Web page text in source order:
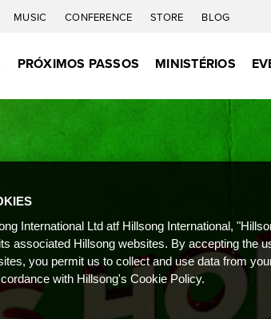
MUSIC CONFERENCE STORE BLOG
PRÓXIMOS PASSOS MINISTÉRIOS
International Ltd atf Hillsong International,
associated Hillsong websites. By accepting the
you permit us to collect and use data from
with Hillsong's Cookie Policy.